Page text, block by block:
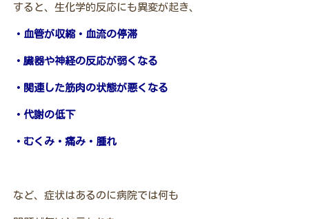
すると、生化学的反応にも異変が起き、
・血管が収縮・血流の停滞
・臓器や神経の反応が弱くなる
・関連した筋肉の状態が悪くなる
・代謝の低下
・むくみ・痛み・腫れ
など、症状はあるのに病院では何も